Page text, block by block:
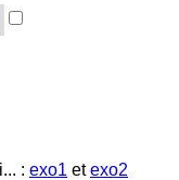
: exo1 etexo2